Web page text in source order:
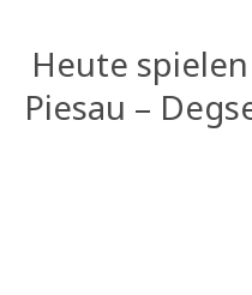
Heute
Piesau –